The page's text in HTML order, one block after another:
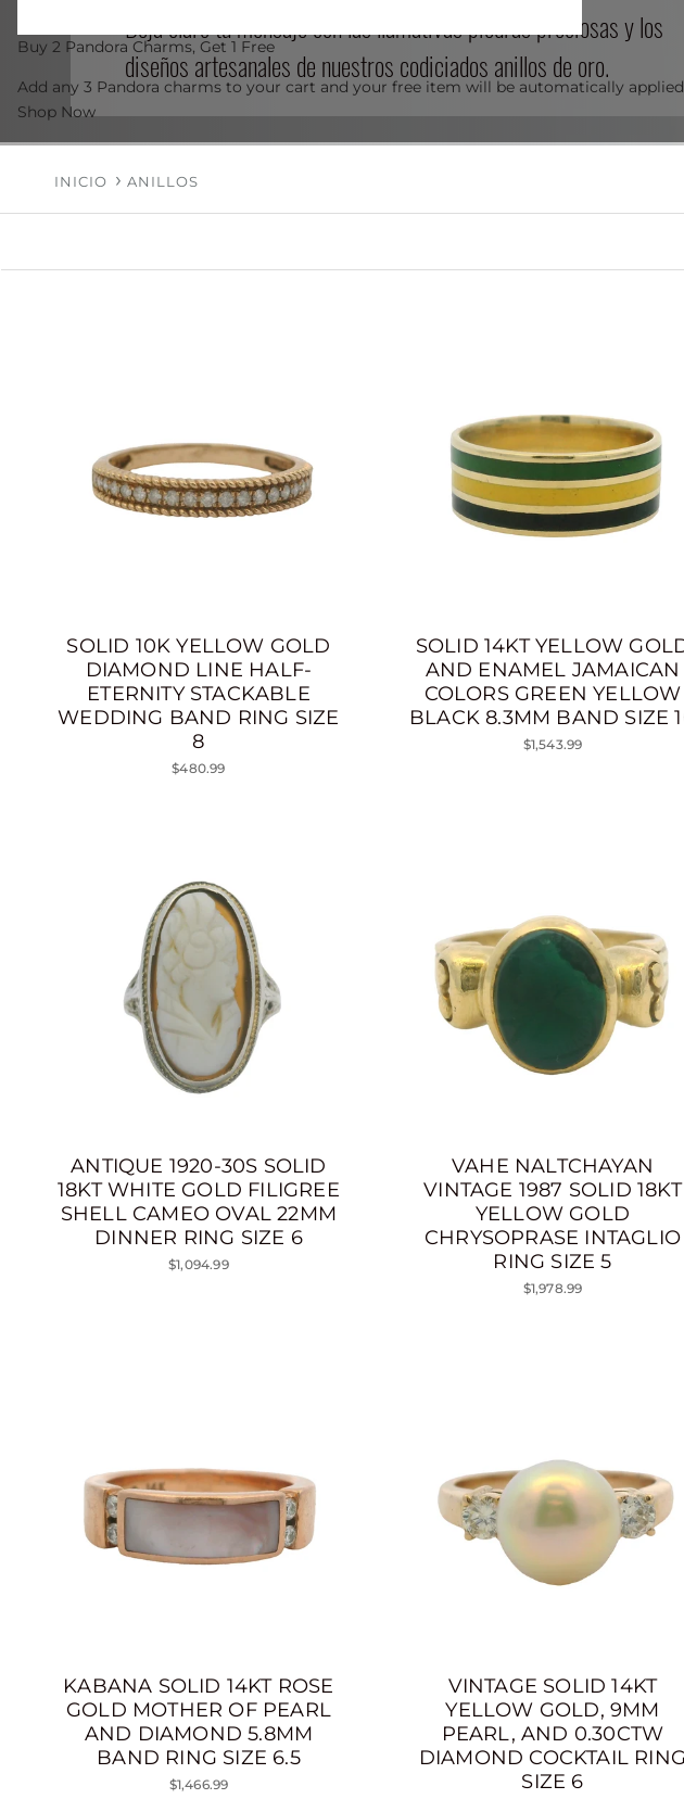
Deja claro tu mensaje con las llamativas piedras preciosas y los
diseños artesanales de nuestros codiciados anillos de oro.
INICIO ANILLOS
SOLID 10K YELLOW GOLD
DIAMOND LINE HALF-
ETERNITY STACKABLE
WEDDING BAND RING SIZE
8
$480.99
SOLID 14KT YELLOW
AND ENAMEL JAMAICAN
COLORS GREEN YELLOW
BLACK 8.3MM BAND SIZE
$1,543.99
ANTIQUE 1920-30S SOLID
18KT WHITE GOLD FILIGREE
SHELL CAMEO OVAL 22MM
DINNER RING SIZE 6
$1,094.99
VAHE NALTCHAYAN
VINTAGE 1987 SOLID 18KT
YELLOW GOLD
CHRYSOPRASE INTAGLIO
RING SIZE 5
$1,978.99
KABANA SOLID 14KT ROSE
GOLD MOTHER OF PEARL
AND DIAMOND 5.8MM
BAND RING SIZE 6.5
$1,466.99
VINTAGE SOLID 14KT
YELLOW GOLD, 9MM
PEARL, AND 0.30CTW
DIAMOND COCKTAIL RING
SIZE 6
Buy 2 Pandora Charms, Get 1 Free
Add any 3 Pandora charms to your cart and your free item will be automatically
Shop Now